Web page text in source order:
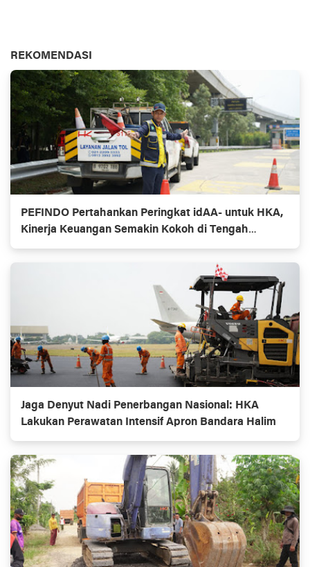
REKOMENDASI
PEFINDO Pertahankan Peringkat idAA- untuk HKA,
Kinerja Keuangan Semakin Kokoh di Tengah
Ekspansi Bisnis
Jaga Denyut Nadi Penerbangan Nasional: HKA
Lakukan Perawatan Intensif Apron Bandara Halim